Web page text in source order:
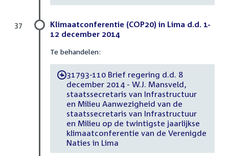
Klimaatconferentie (COP20) in Lima d.d. 1-
12 december 2014
Te behandelen:
-31793-110 Brief regering d.d. 8
december 2014 - W.J. Mansveld,
staatssecretaris van Infrastructuur
en Milieu Aanwezigheid van de
staatssecretaris van Infrastructuur
en Milieu op de twintigste jaarlijkse
klimaatconferentie van de Verenigde
Naties in Lima
37